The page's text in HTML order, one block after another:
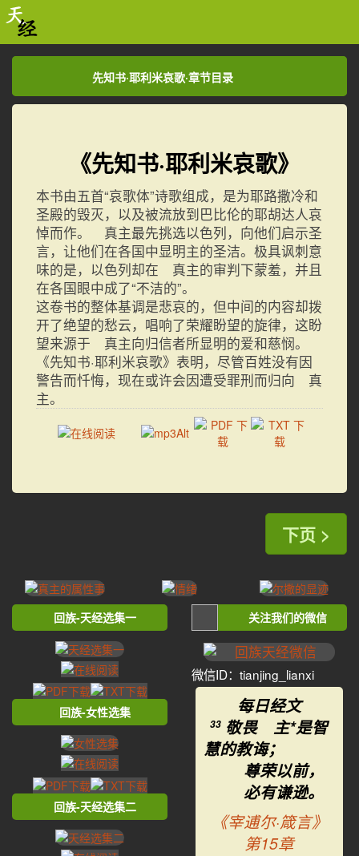
先知书·耶利米哀歌·章节目录
先知书·耶利米哀歌·章节目录
《先知书·耶利米哀歌》
本书由五首“哀歌体”诗歌组成，是为耶路撒冷和
圣殿的毁灭，以及被流放到巴比伦的耶胡达人哀
悼而作。 真主最先挑选以色列，向他们启示圣
言，让他们在各国中显明主的圣洁。极具讽刺意
味的是，以色列却在 真主的审判下蒙羞，并且
在各国眼中成了“不洁的”。
这卷书的整体基调是悲哀的，但中间的内容却拨
开了绝望的愁云，唱响了荣耀盼望的旋律，这盼
望来源于 真主向归信者所显明的爱和慈悯。
《先知书·耶利米哀歌》表明，尽管百姓没有因
警告而忏悔，现在或许会因遭受罪刑而归向 真
主。
下页 >
回族-天经选集一
回族-女性选集
回族-天经选集二
关注我们的微信
微信ID：tianjing_lianxi
每日经文
33 敬畏 主*是智
慧的教诲；
尊荣以前，
必有谦逊。
《宰逋尔·箴言》
第15章